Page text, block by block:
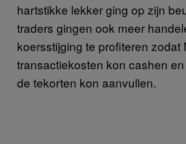
hartstikke lekker ging op zijn
traders gingen ook meer
koersstijging te profiteren zodat
transactiekosten kon cashen
de tekorten kon aanvullen.